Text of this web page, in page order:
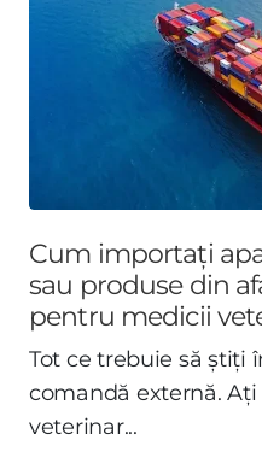
Cum importați
sau produse din
pentru medicii
Tot ce trebuie să știți
comandă externă.
veterinar...